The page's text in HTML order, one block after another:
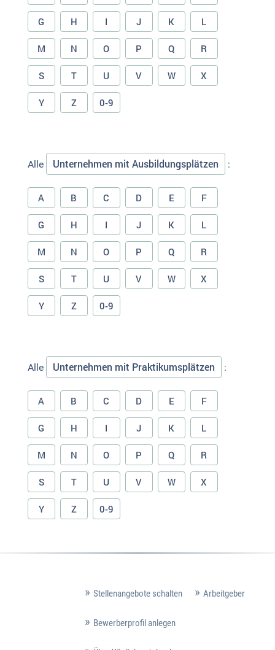
G H I J K L
M N O P Q R
S T U V W X
Y Z 0-9
Alle Unternehmen mit Ausbildungsplätzen :
A B C D E F
G H I J K L
M N O P Q R
S T U V W X
Y Z 0-9
Alle Unternehmen mit Praktikumsplätzen :
A B C D E F
G H I J K L
M N O P Q R
S T U V W X
Y Z 0-9
Stellenangebote schalten Arbeitgeber
Bewerberprofil anlegen